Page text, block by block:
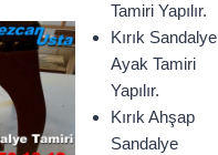
Tamiri Yapılır.
Kırık Sandalye
Ayak Tamiri
Yapılır.
Kırık Ahşap
Sandalye